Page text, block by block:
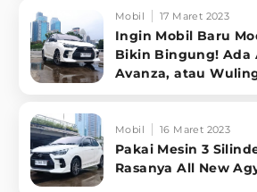
Mobil 17 Maret 2023
Ingin Mobil Baru
Bikin Bingung! Ada
Avanza, atau
Mobil 16 Maret 2023
Pakai Mesin 3
Rasanya All New